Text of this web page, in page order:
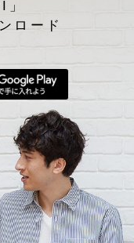
」
ロード
ダウンロード